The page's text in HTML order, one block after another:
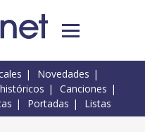
Novedades
Canciones
Portadas Listas